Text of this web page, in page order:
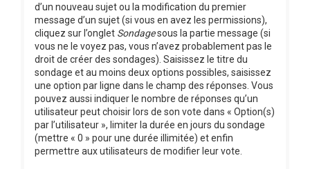
d’un nouveau sujet ou la modification du premier
message d’un sujet (si vous en avez les permissions),
cliquez sur l’onglet Sondagesous la partie message (si
vous ne le voyez pas, vous n’avez probablement pas le
droit de créer des sondages). Saisissez le titre du
sondage et au moins deux options possibles, saisissez
une option par ligne dans le champ des réponses. Vous
pouvez aussi indiquer le nombre de réponses qu’un
utilisateur peut choisir lors de son vote dans « Option(s)
par l’utilisateur », limiter la durée en jours du sondage
(mettre « 0 » pour une durée illimitée) et enfin
permettre aux utilisateurs de modifier leur vote.